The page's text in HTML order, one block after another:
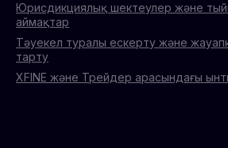
Юрисдикциялық шектеулер және
аймақтар
Тәуекел туралы ескерту және
тарту
XFINE және Трейдер арасындағы